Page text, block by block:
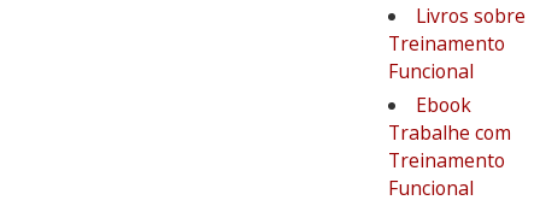
Livros sobre
Treinamento
Funcional
Ebook
Trabalhe com
Treinamento
Funcional